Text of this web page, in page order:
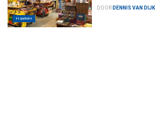
Haarlem
DOOR DENNIS VAN DIJK